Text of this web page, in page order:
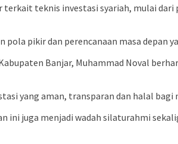
teknis investasi syariah, mulai
pikir dan perencanaan masa depan
Banjar, Muhammad Noval
yang aman, transparan dan halal bagi
juga menjadi wadah silaturahmi